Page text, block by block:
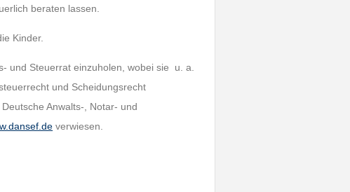
beraten lassen.
Kinder.
und Steuerrat einzuholen, wobei sie u. a.
und Scheidungsrecht
Anwalts-, Notar- und
verwiesen.